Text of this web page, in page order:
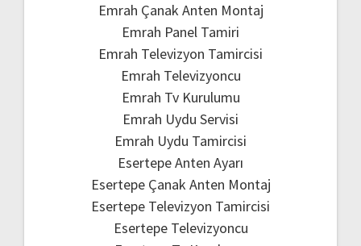
Emrah Çanak Anten Montaj
Emrah Panel Tamiri
Emrah Televizyon Tamircisi
Emrah Televizyoncu
Emrah Tv Kurulumu
Emrah Uydu Servisi
Emrah Uydu Tamircisi
Esertepe Anten Ayarı
Esertepe Çanak Anten Montaj
Esertepe Televizyon Tamircisi
Esertepe Televizyoncu